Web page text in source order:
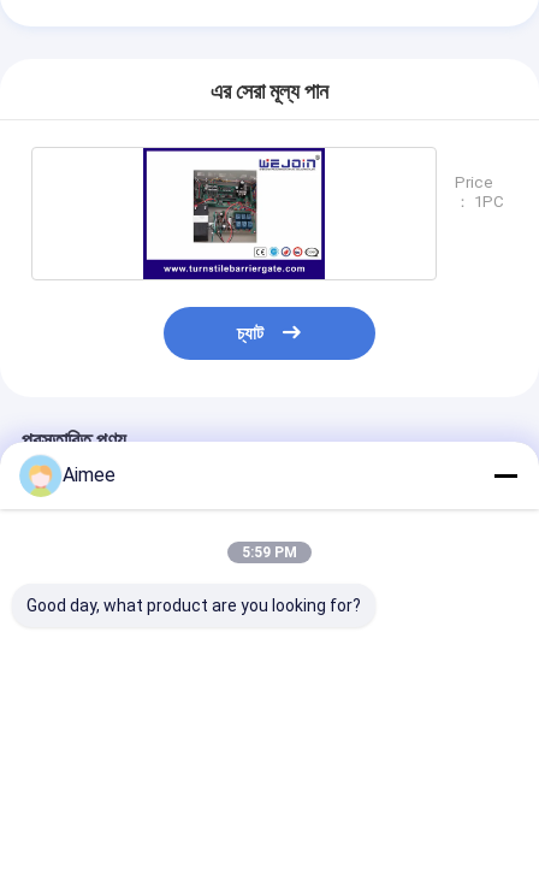
এর সেরা মূল্য পান
Price
： 1PC
চ্যাট
প্রস্তাবিত পণ্য
Aimee
5:59 PM
Good day, what product are you looking for?